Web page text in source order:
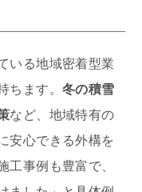
いる地域密着型業
ちます。 冬の積雪
など、地域特有の
安心できる外構を
工事例も豊富で、